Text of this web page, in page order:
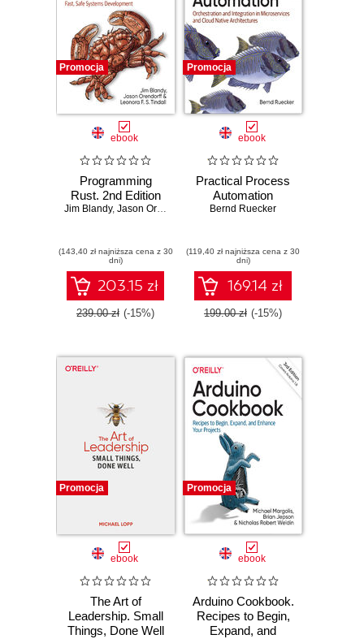
Promocja
ebook
Programming
Rust. 2nd Edition
Jim Blandy, Jason Orendorff Leonora F . S. Tindall
(143,40 zł najniższa cena z 30
dni)
203.15 zł
239.00 zł (-15%)
Promocja
ebook
Practical Process
Automation
Bernd Ruecker
(119,40 zł najniższa cena z 30
dni)
169.14 zł
199.00 zł (-15%)
Promocja
ebook
The Art of
Leadership. Small
Things, Done Well
Promocja
ebook
Arduino Cookbook.
Recipes to Begin,
Expand, and